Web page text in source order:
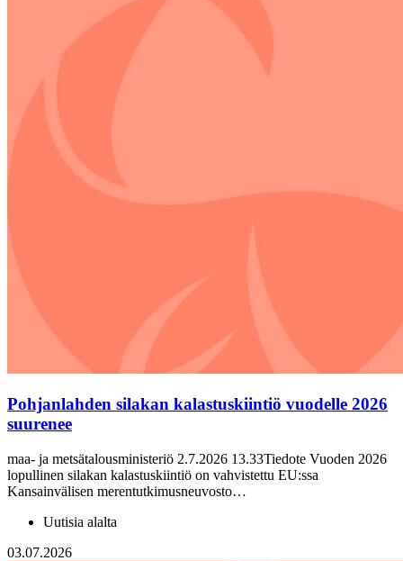
Pohjanlahden silakan kalastuskiintiö vuodelle 2026
suurenee
maa- ja metsätalousministeriö 2.7.2026 13.33Tiedote Vuoden 2026
lopullinen silakan kalastuskiintiö on vahvistettu EU:ssa
Kansainvälisen merentutkimusneuvosto…
Uutisia alalta
03.07.2026